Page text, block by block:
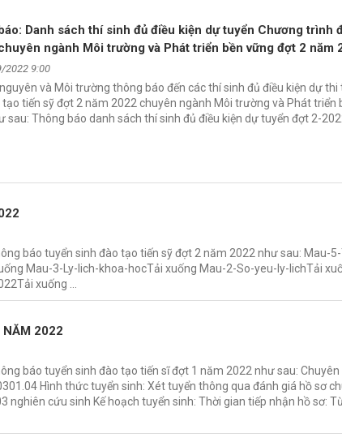
Danh sách thí sinh đủ điều kiện dự tuyển Chương trình
ngành Môi trường và Phát triển bền vững đợt 2 năm
2022 9:00
và Môi trường thông báo đến các thí sinh đủ điều kiện dự thi
tạo tiến sỹ đợt 2 năm 2022 chuyên ngành Môi trường và Phát triển
sau: Thông báo danh sách thí sinh đủ điều kiện dự tuyển đợt 2-
báo tuyển sinh đào tạo tiến sỹ đợt 2 năm 2022 như sau: Mau-
Mau-3-Ly-lich-khoa-hocTải xuống Mau-2-So-yeu-ly-lichTải
xuống …
NĂM 2022
báo tuyển sinh đào tạo tiến sĩ đợt 1 năm 2022 như sau: Chuyên
Hình thức tuyển sinh: Xét tuyển thông qua đánh giá hồ sơ
nghiên cứu sinh Kế hoạch tuyển sinh: Thời gian tiếp nhận hồ sơ: